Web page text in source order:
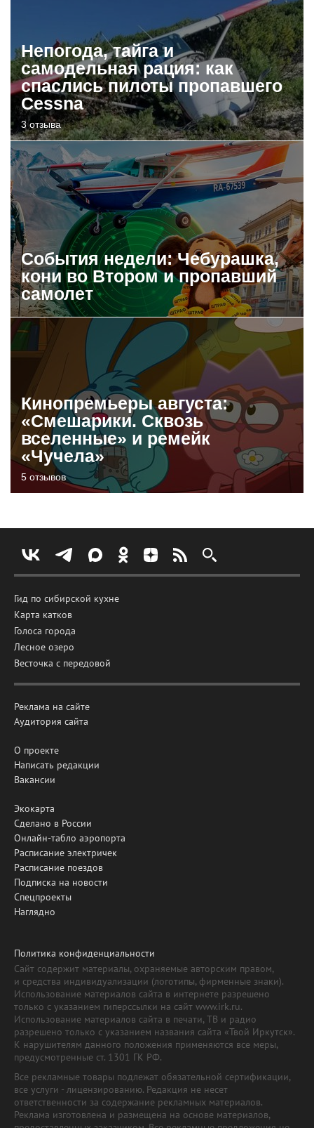
Непогода, тайга и
самодельная рация: как
спаслись пилоты пропавшего
Cessna
3 отзыва
События недели: Чебурашка,
кони во Втором и пропавший
самолет
Кинопремьеры августа:
«Смешарики. Сквозь
вселенные» и ремейк
«Чучела»
5 отзывов
Гид по сибирской кухне
Карта катков
Голоса города
Лесное озеро
Весточка с передовой
Реклама на сайте
Аудитория сайта
О проекте
Написать редакции
Вакансии
Экокарта
Сделано в России
Онлайн-табло аэропорта
Расписание электричек
Расписание поездов
Подписка на новости
Спецпроекты
Наглядно
Политика конфиденциальности
Сайт содержит материалы, охраняемые авторским правом,
и средства индивидуализации (логотипы, фирменные знаки).
Использование материалов сайта в интернете разрешено
только с указанием гиперссылки на сайт www.irk.ru.
Использование материалов сайта в печати, ТВ и радио
разрешено только с указанием названия сайта «Твой Иркутск».
К нарушителям данного положения применяются все меры,
предусмотренные ст. 1301 ГК РФ.
Все рекламные товары подлежат обязательной сертификации,
все услуги - лицензированию. Редакция не несет
ответственности за содержание рекламных материалов.
Реклама изготовлена и размещена на основе материалов,